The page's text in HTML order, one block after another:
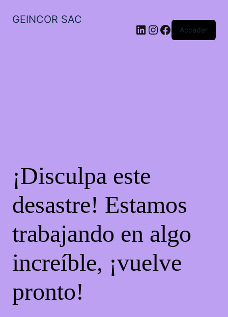
GEINCOR SAC
LinkedIn
Instagram
Facebook
Acceder
¡Disculpa este
desastre! Estamos
trabajando en algo
increíble, ¡vuelve
pronto!